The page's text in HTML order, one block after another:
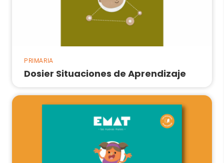
PRIMARIA
Dosier Situaciones de Aprendizaje